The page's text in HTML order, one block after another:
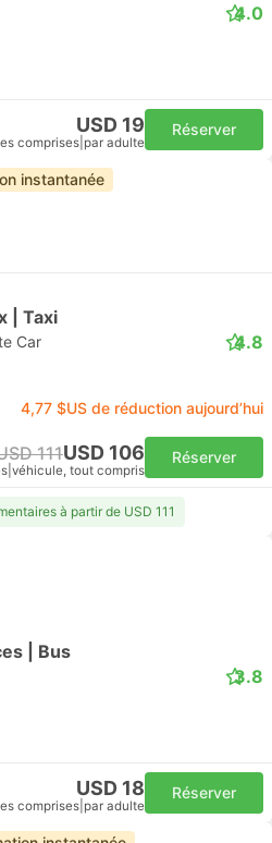
4.0
USD 19
comprises par adulte
Réserver
instantanée
| Taxi
Car 4.8
4,77 $US de réduction aujourd’hui
111USD 106
véhicule, tout compris
Réserver
à partir de USD 111
| Bus
3.8
USD 18
comprises par adulte
Réserver